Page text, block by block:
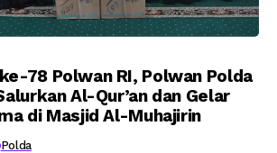
78 Polwan RI, Polwan Polda
Al-Qur’an dan Gelar
di Masjid Al-Muhajirin
Polda